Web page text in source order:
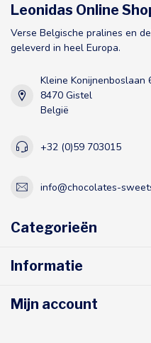
Leonidas Online
Verse Belgische pralines en
geleverd in heel Europa.
Kleine Konijnenboslaan
8470 Gistel
België
+32 (0)59 703015
info@chocolates-
Categorieën
Informatie
Mijn account